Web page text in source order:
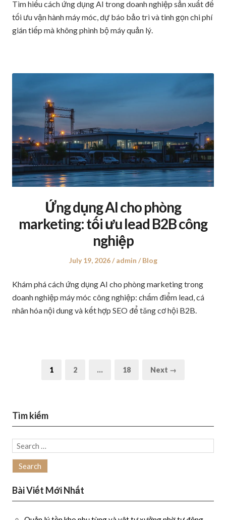
Tìm hiểu cách ứng dụng AI trong doanh nghiệp sản xuất để
tối ưu vận hành máy móc, dự báo bảo trì và tinh gọn chi phí
gián tiếp mà không phình bộ máy quản lý.
Ứng dụng AI cho phòng
marketing: tối ưu lead B2B công
nghiệp
Posted
July 19, 2026 Author
admin
Posted
Blog
Khám phá cách ứng dụng AI cho phòng marketing trong
doanh nghiệp máy móc công nghiệp: chấm điểm lead, cá
nhân hóa nội dung và kết hợp SEO để tăng cơ hội B2B.
Page
1 Page
2 … Page
18 Next →
Tìm kiếm
Search
for:
Bài Viết Mới Nhất